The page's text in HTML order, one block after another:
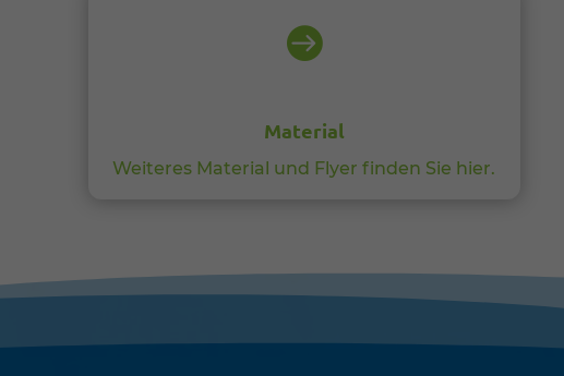

Material
Weiteres Material und Flyer finden Sie hier.